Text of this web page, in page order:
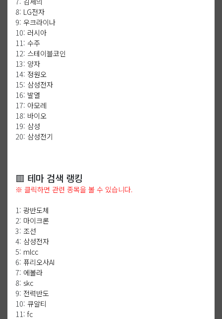
8: LG전자
9: 우크라이나
10: 러시아
11: 수주
12: 스테이블코인
13: 양자
14: 정원오
15: 삼성전자
16: 발열
17: 아모레
18: 바이오
19: 삼성
20: 삼성전기
🟥 테마 검색 랭킹
※ 클릭하면 관련 종목을 볼 수 있습니다.
1: 광반도체
2: 마이크론
3: 조선
4: 삼성전자
5: mlcc
6: 퓨리오사AI
7: 에볼라
8: skc
9: 전력반도
10: 큐알티
11: fc